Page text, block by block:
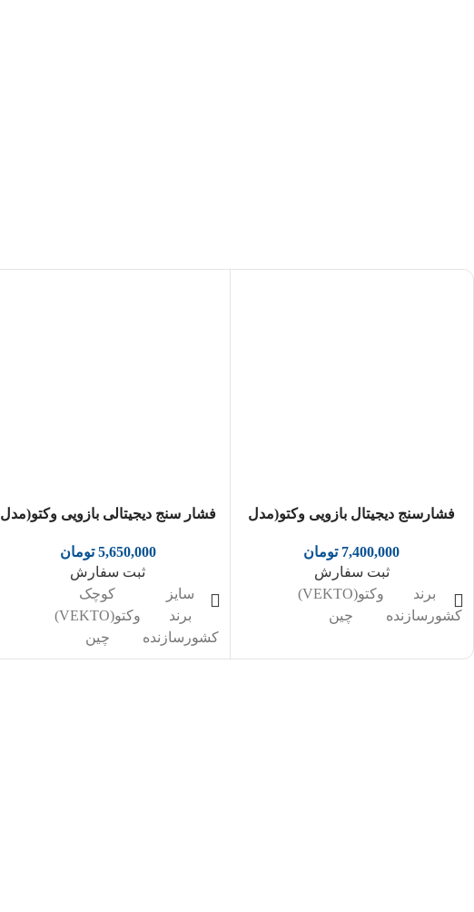
فشارسنج دیجیتال بازویی وکتو(مدل
7,400,000 تومان
ثبت سفارش
برند
وکتو(VEKTO)
کشورسازنده
چین
فشار سنج دیجیتالی بازویی وکتو(مدل
5,650,000 تومان
ثبت سفارش
سایز
کوچک
برند
وکتو(VEKTO)
کشورسازنده
چین